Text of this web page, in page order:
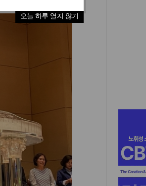
오늘 하루 열지 않기